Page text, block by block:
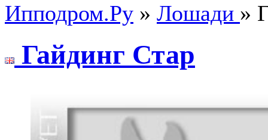
Ипподром.Ру » Лошади »
Гайдинг Стар